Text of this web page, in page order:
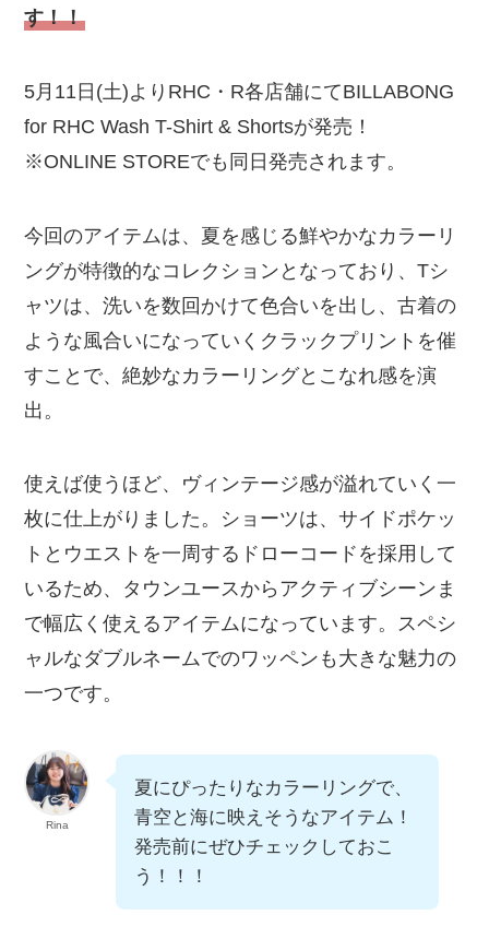
す！！
5月11日(土)よりRHC・R各店舗にてBILLABONG
for RHC Wash T-Shirt & Shortsが発売！
※ONLINE STOREでも同日発売されます。
今回のアイテムは、夏を感じる鮮やかなカラーリ
ングが特徴的なコレクションとなっており、Tシ
ャツは、洗いを数回かけて色合いを出し、古着の
ような風合いになっていくクラックプリントを催
すことで、絶妙なカラーリングとこなれ感を演
出。
使えば使うほど、ヴィンテージ感が溢れていく一
枚に仕上がりました。ショーツは、サイドポケッ
トとウエストを一周するドローコードを採用して
いるため、タウンユースからアクティブシーンま
で幅広く使えるアイテムになっています。スペシ
ャルなダブルネームでのワッペンも大きな魅力の
一つです。
Rina
夏にぴったりなカラーリングで、
青空と海に映えそうなアイテム！
発売前にぜひチェックしておこ
う！！！